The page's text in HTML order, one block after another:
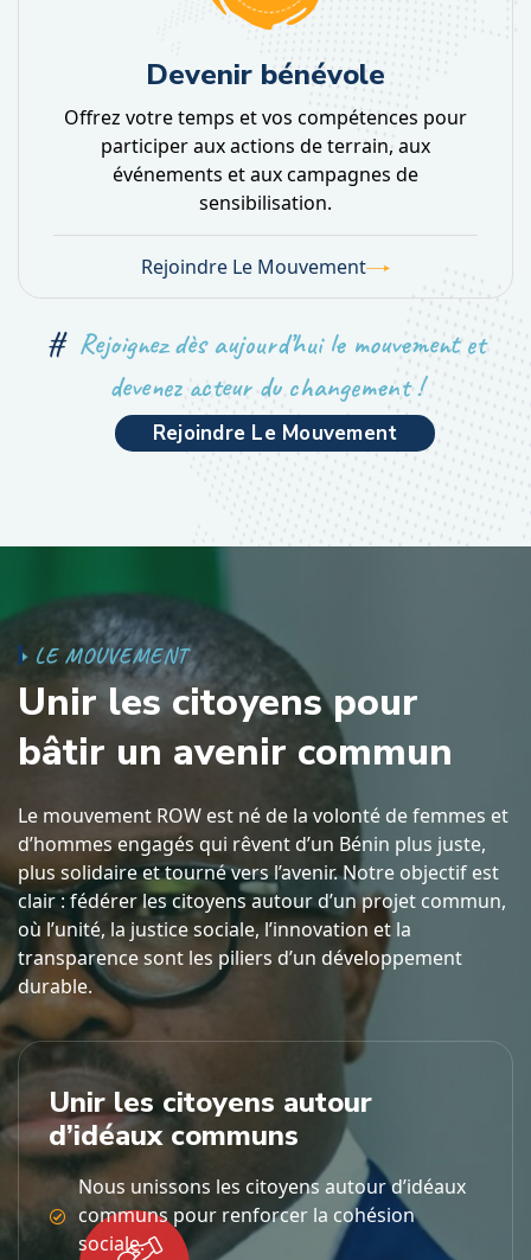
Devenir bénévole
Offrez votre temps et vos compétences pour
participer aux actions de terrain, aux
événements et aux campagnes de
sensibilisation.
Rejoindre Le Mouvement
# Rejoignez dès aujourd’hui le mouvement et
devenez acteur du changement !
Rejoindre Le Mouvement
LE MOUVEMENT
Unir les citoyens pour
bâtir un avenir commun
Le mouvement ROW est né de la volonté de femmes et
d’hommes engagés qui rêvent d’un Bénin plus juste,
plus solidaire et tourné vers l’avenir. Notre objectif est
clair : fédérer les citoyens autour d’un projet commun,
où l’unité, la justice sociale, l’innovation et la
transparence sont les piliers d’un développement
durable.
Unir les citoyens autour
d’idéaux communs
Nous unissons les citoyens autour d’idéaux
communs pour renforcer la cohésion
sociale.